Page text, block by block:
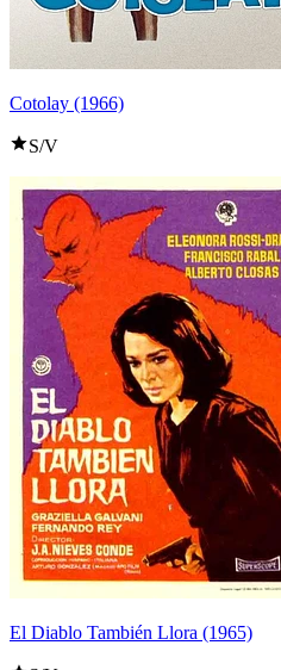
Cotolay (1966)
S/V
El Diablo También Llora (1965)